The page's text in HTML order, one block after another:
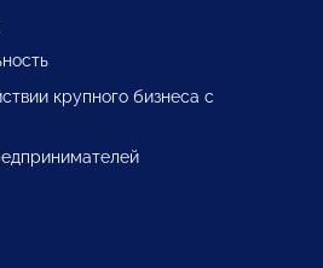
крупного бизнеса с